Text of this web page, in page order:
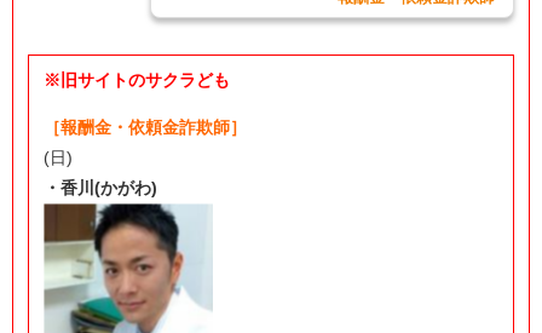
※旧サイトのサクラども
［報酬金・依頼金詐欺師］
(日)
・香川(かがわ)